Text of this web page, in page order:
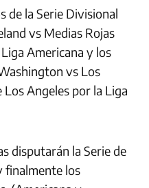
de la Serie Divisional
vs Medias Rojas
Americana y los
vs Los
Angeles por la Liga
disputarán la Serie de
finalmente los